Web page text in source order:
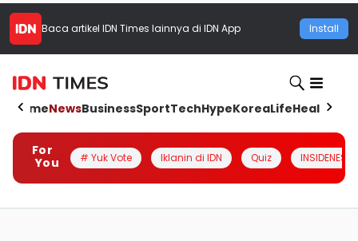
Baca artikel IDN Times lainnya di IDN App Install
HomeNewsBusinessSportTechHypeKoreaLifeHealth
For
You
# Yuk Vote Iklanin di IDN Quiz INSIDENESIA